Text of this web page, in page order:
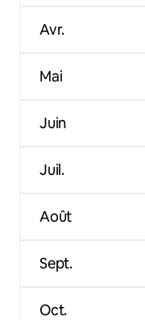
Avr.
Mai
Juin
Juil.
Août
Sept.
Oct.